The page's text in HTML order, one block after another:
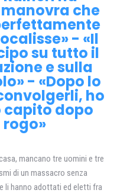
che
- «Il
su tutto il
e sulla
- «Dopo lo
ho
dopo
mancano tre uomini e tre
di un massacro senza
li hanno adottati ed eletti fra